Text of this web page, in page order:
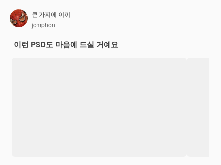
큰 가지에 이끼
jomphon
이런 PSD도 마음에 드실 거예요